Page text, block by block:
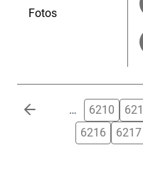
Fotos
Paginación … 6210
6216
6217